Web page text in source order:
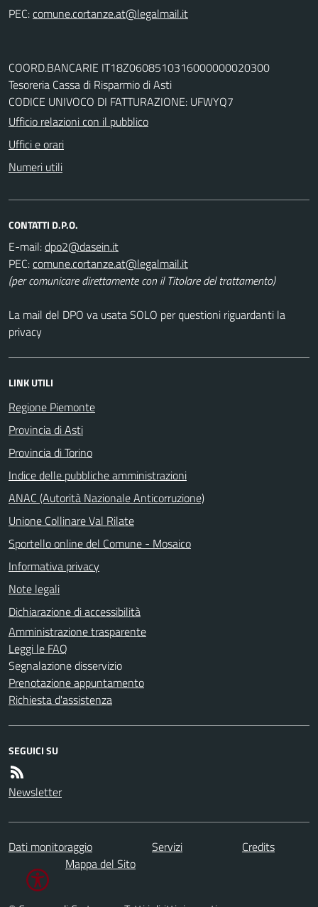
PEC:
COORD.BANCARIE IT18Z0608510316000000020300
Tesoreria Cassa di Risparmio di Asti
CODICE UNIVOCO DI FATTURAZIONE: UFWYQ7
Ufficio relazioni con il pubblico
Uffici e orari
Numeri utili
CONTATTI D.P.O.
E-mail:
PEC:
(per comunicare direttamente con il Titolare del trattamento)
La mail del DPO va usata SOLO per questioni riguardanti la
privacy
LINK UTILI
Regione Piemonte
Provincia di Asti
Provincia di Torino
Indice delle pubbliche amministrazioni
ANAC (Autorità Nazionale Anticorruzione)
Unione Collinare Val Rilate
Sportello online del Comune - Mosaico
Informativa privacy
Note legali
Dichiarazione di accessibilità
Amministrazione trasparente
Leggi le FAQ
Segnalazione disservizio
Prenotazione appuntamento
Richiesta d'assistenza
SEGUICI SU
Newsletter
Dati monitoraggio Servizi
Credits
Mappa del Sito